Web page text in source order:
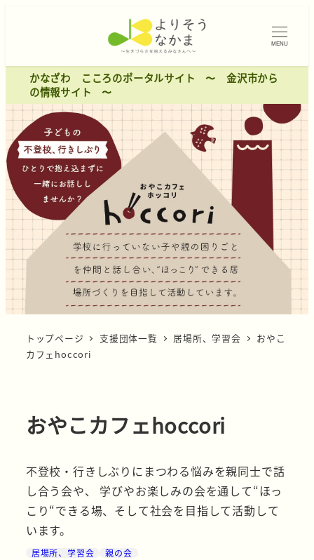
MENU
かなざわ こころのポータルサイト 〜 金沢市から
の情報サイト 〜
トップページ 支援団体一覧 居場所、学習会
おやこ
カフェhoccori
おやこカフェhoccori
不登校・行きしぶりにまつわる悩みを親同士で話
し合う会や、 学びやお楽しみの会を通して“ほっ
こり“できる場、そして社会を目指して活動して
います。
居場所、学習会 親の会